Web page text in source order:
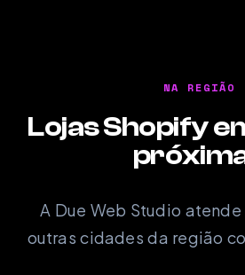
NA REGIÃO
Lojas Shopify
A Due Web Studio
outras cidades da região